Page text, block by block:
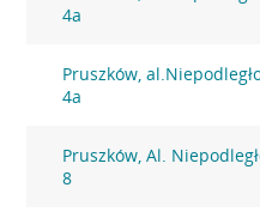
4a
Pruszków,
4a
Pruszków, Al.
8